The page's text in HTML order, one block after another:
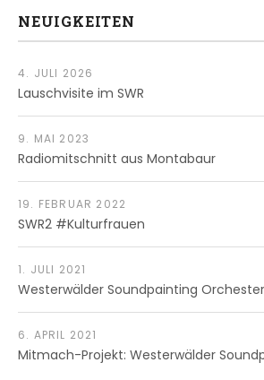
NEUIGKEITEN
Lauschvisite im SWR
4. JULI 2026
Radiomitschnitt aus Montabaur
9. MAI 2023
SWR2 #Kulturfrauen
19. FEBRUAR 2022
Westerwälder Soundpainting Orchester
1. JULI 2021
Mitmach-Projekt: Westerwälder
6. APRIL 2021